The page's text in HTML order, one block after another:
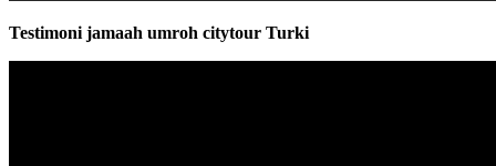
Testimoni jamaah umroh citytour Turki